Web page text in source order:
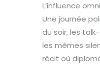
L’influence
Une journée
du soir, les
les mêmes
récit où